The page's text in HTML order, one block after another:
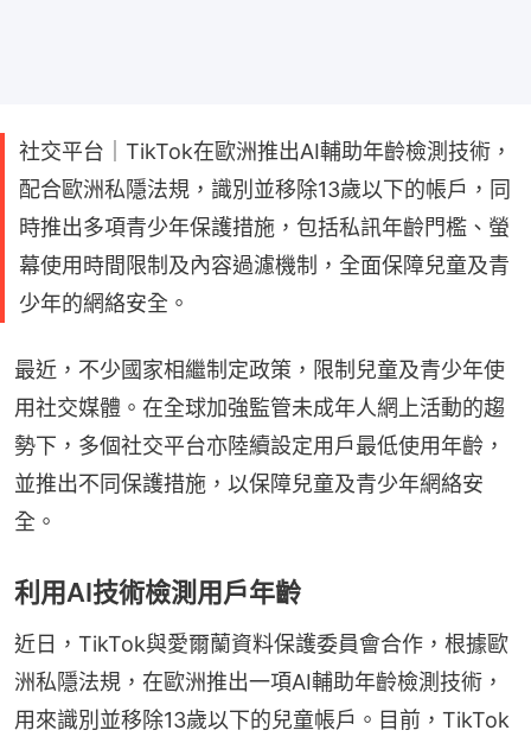
社交平台｜TikTok在歐洲推出AI輔助年齡檢測技術，
配合歐洲私隱法規，識別並移除13歲以下的帳戶，同
時推出多項青少年保護措施，包括私訊年齡門檻、螢
幕使用時間限制及內容過濾機制，全面保障兒童及青
少年的網絡安全。
最近，不少國家相繼制定政策，限制兒童及青少年使
用社交媒體。在全球加強監管未成年人網上活動的趨
勢下，多個社交平台亦陸續設定用戶最低使用年齡，
並推出不同保護措施，以保障兒童及青少年網絡安
全。
利用AI技術檢測用戶年齡
近日，TikTok與愛爾蘭資料保護委員會合作，根據歐
洲私隱法規，在歐洲推出一項AI輔助年齡檢測技術，
用來識別並移除13歲以下的兒童帳戶。目前，TikTok